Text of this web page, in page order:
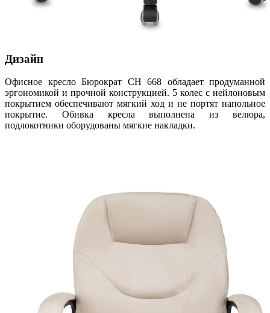
Дизайн
Офисное кресло Бюрократ CH 668 обладает продуманной
эргономикой и прочной конструкцией. 5 колес с нейлоновым
покрытием обеспечивают мягкий ход и не портят напольное
покрытие. Обивка кресла выполнена из велюра,
подлокотники оборудованы мягкие накладки.